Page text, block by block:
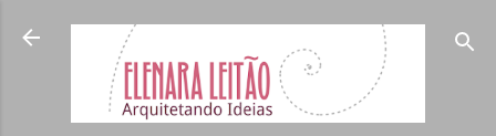
Pular para o conteúdo principal